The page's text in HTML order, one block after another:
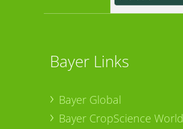
Bayer Links
Bayer Global
Bayer CropScience World